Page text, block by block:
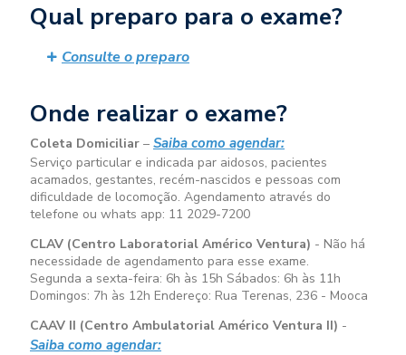
Qual preparo para o exame?
Consulte o preparo
Onde realizar o exame?
Coleta Domiciliar – Saiba como agendar:
Serviço particular e indicada par aidosos, pacientes
acamados, gestantes, recém-nascidos e pessoas com
dificuldade de locomoção. Agendamento através do
telefone ou whats app: 11 2029-7200
CLAV (Centro Laboratorial Américo Ventura) - Não há
necessidade de agendamento para esse exame.
Segunda a sexta-feira: 6h às 15h Sábados: 6h às 11h
Domingos: 7h às 12h Endereço: Rua Terenas, 236 - Mooca
CAAV II (Centro Ambulatorial Américo Ventura II) -
Saiba como agendar: